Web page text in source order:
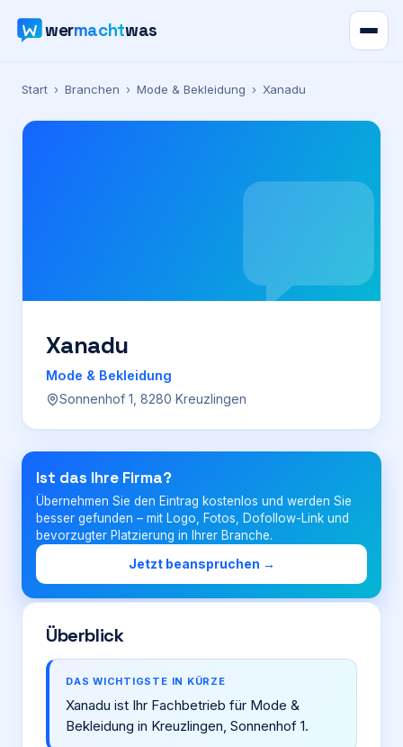
wermachtwas
Verzeichnis
Karte
Preise
Für Firmen
Login
Firma eintragen
Start › Branchen › Mode & Bekleidung › Xanadu
Xanadu
Mode & Bekleidung
Sonnenhof 1, 8280 Kreuzlingen
Ist das Ihre Firma?
Übernehmen Sie den Eintrag kostenlos und werden Sie
besser gefunden – mit Logo, Fotos, Dofollow-Link und
bevorzugter Platzierung in Ihrer Branche.
Jetzt beanspruchen →
Überblick
DAS WICHTIGSTE IN KÜRZE
Xanadu ist Ihr Fachbetrieb für Mode &
Bekleidung in Kreuzlingen, Sonnenhof 1.